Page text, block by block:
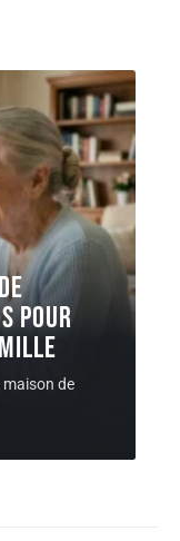
pour
maison de